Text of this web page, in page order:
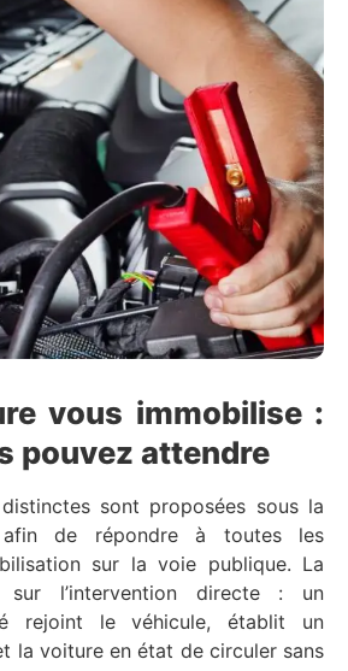
vous immobilise :
pouvez attendre
sont proposées sous la
afin de répondre à toutes les
sur la voie publique. La
sur l’intervention directe : un
rejoint le véhicule, établit un
la voiture en état de circuler sans